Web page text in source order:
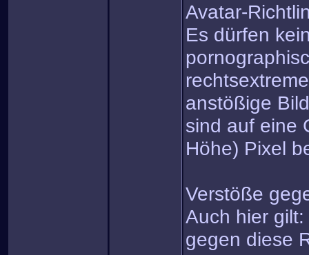
Avatar-
Es dürfen
anstößige
sind auf eine
Höhe) Pixel
Verstöße
Auch hier
gegen diese